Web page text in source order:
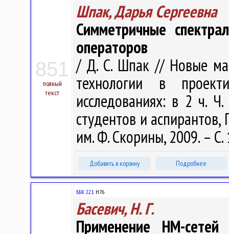
851
полный
текст
Шпак, Дарья Сергеевна
Симметричные
операторов
/ Д. С. Шпак // Новые
технологии в
исследованиях: в 2 ч.
студентов и
им. Ф. Скорины, 2009. –
Добавить в корзину Подробнее
ББК 22.1 H76
Басевич, Н. Г.
Применение HM-